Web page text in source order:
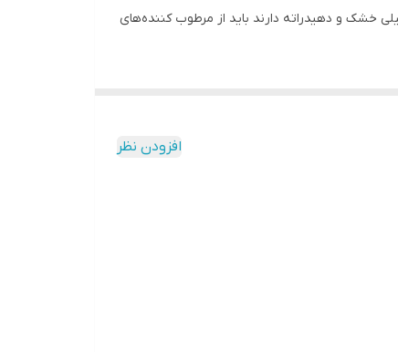
خشک و دهیدراته دارند باید از مرطوب کننده‌های
افزودن نظر